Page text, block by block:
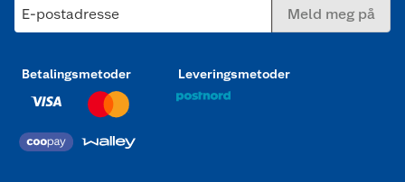
E-postadresse Meld meg på
Betalingsmetoder Leveringsmetoder